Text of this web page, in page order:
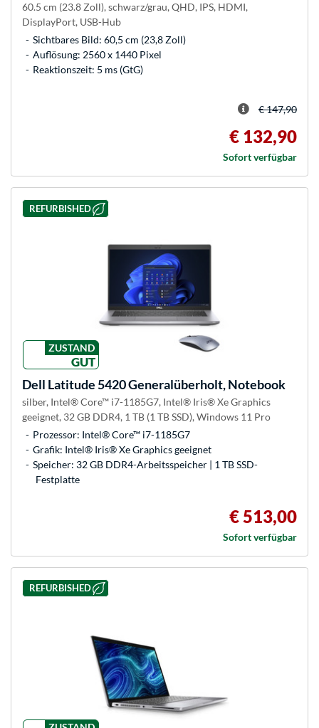
60.5 cm (23.8 Zoll), schwarz/grau, QHD, IPS, HDMI,
DisplayPort, USB-Hub
Sichtbares Bild: 60,5 cm (23,8 Zoll)
Auflösung: 2560 x 1440 Pixel
Reaktionszeit: 5 ms (GtG)
€ 147,90
€ 132,90
Sofort verfügbar
REFURBISHED
ZUSTAND
GUT
Dell Latitude 5420 Generalüberholt, Notebook
silber, Intel® Core™ i7-1185G7, Intel® Iris® Xe Graphics
geeignet, 32 GB DDR4, 1 TB (1 TB SSD), Windows 11 Pro
Prozessor: Intel® Core™ i7-1185G7
Grafik: Intel® Iris® Xe Graphics geeignet
Speicher: 32 GB DDR4-Arbeitsspeicher | 1 TB SSD-
Festplatte
€ 513,00
Sofort verfügbar
REFURBISHED